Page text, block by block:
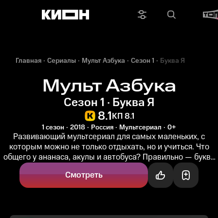
Главная Сериалы Мульт Азбука Сезон 1 Буква Я
Мульт Азбука
Сезон 1 · Буква Я
8.1КП 8.1
1 сезон 2018 Россия Мультсериал 0+
Развивающий мультсериал для самых маленьких, с
которым можно не только отдыхать, но и учиться. Что
общего у ананаса, акулы и автобуса? Правильно — буква
А! Алфавит — основа...
Смотреть